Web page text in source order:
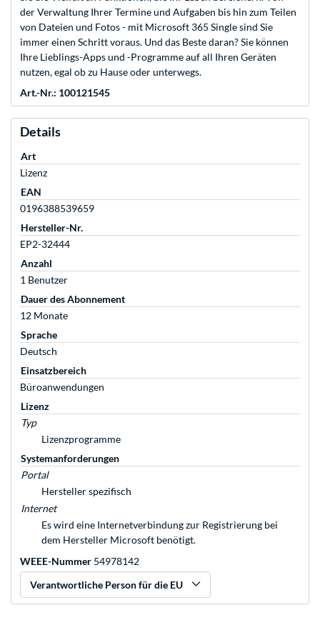
der Verwaltung Ihrer Termine und Aufgaben bis hin zum Teilen
von Dateien und Fotos - mit Microsoft 365 Single sind Sie
immer einen Schritt voraus. Und das Beste daran? Sie können
Ihre Lieblings-Apps und -Programme auf all Ihren Geräten
nutzen, egal ob zu Hause oder unterwegs.
Art.-Nr.: 100121545
Details
Art
Lizenz
EAN
0196388539659
Hersteller-Nr.
EP2-32444
Anzahl
1 Benutzer
Dauer des Abonnement
12 Monate
Sprache
Deutsch
Einsatzbereich
Büroanwendungen
Lizenz
Typ
Lizenzprogramme
Systemanforderungen
Portal
Hersteller spezifisch
Internet
Es wird eine Internetverbindung zur Registrierung bei
dem Hersteller Microsoft benötigt.
WEEE-Nummer 54978142
Verantwortliche Person für die EU